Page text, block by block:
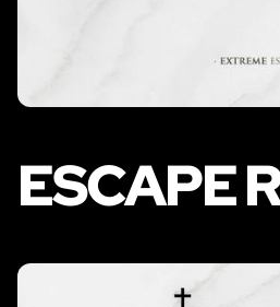
ESCAPE